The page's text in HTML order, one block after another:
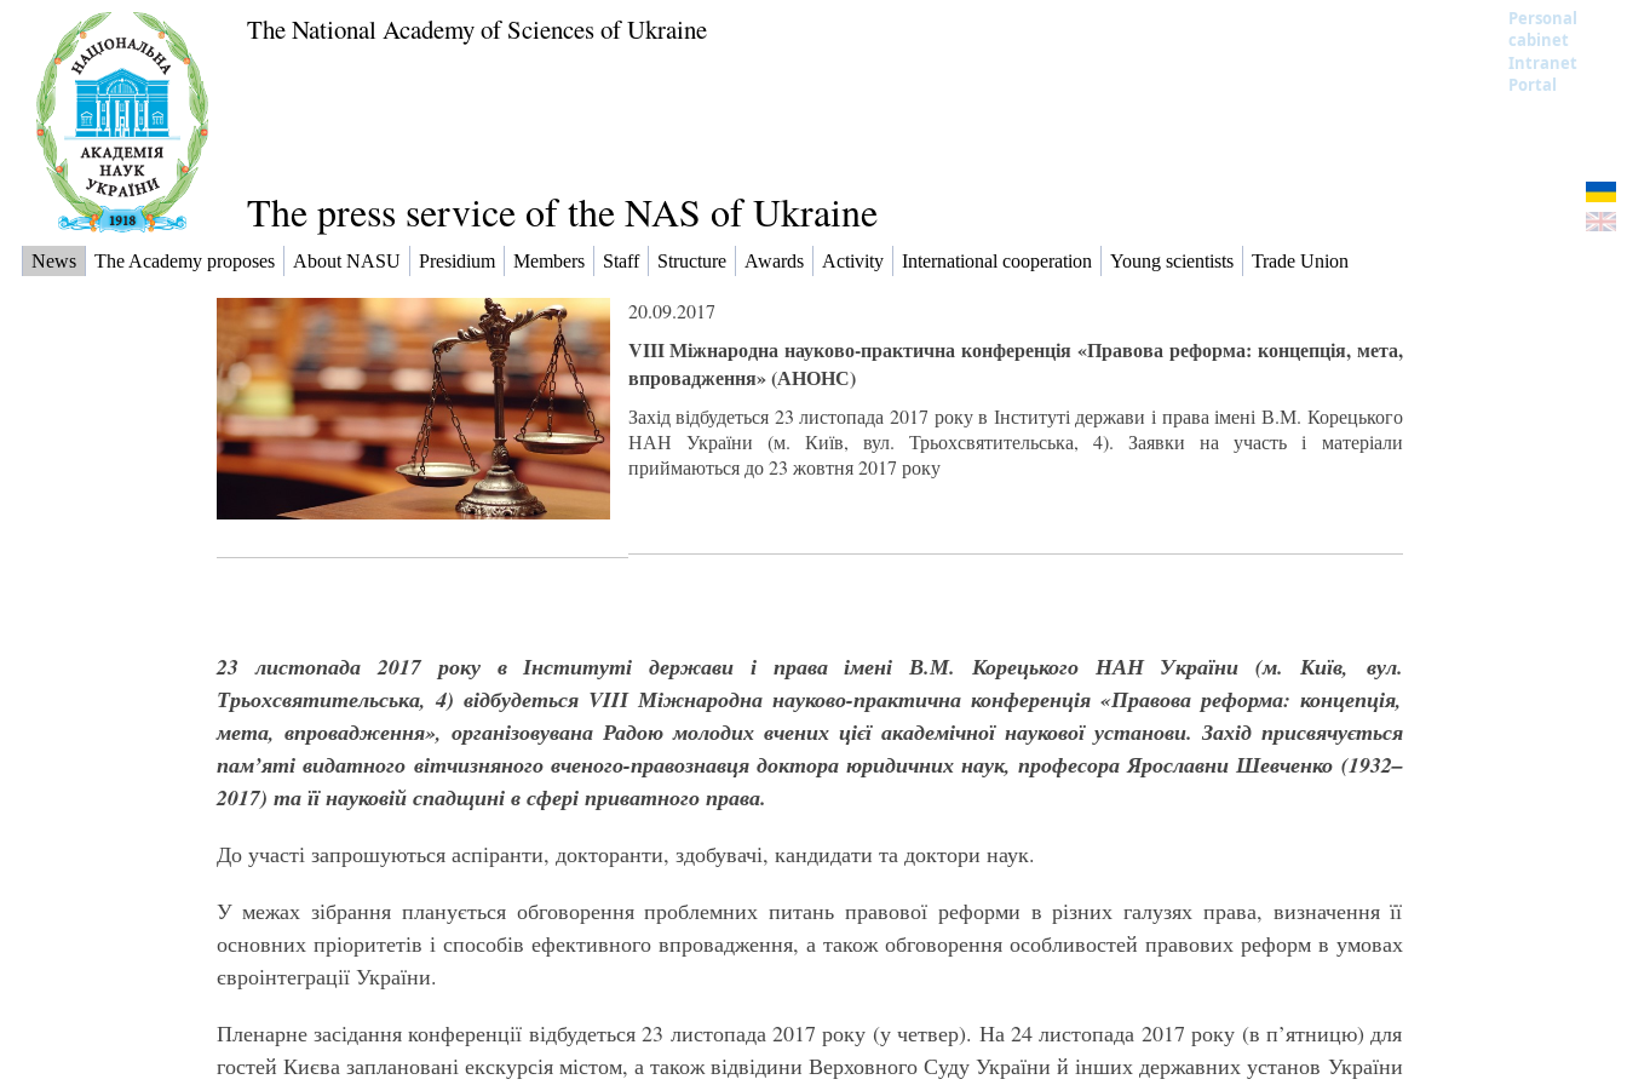
The National Academy of Sciences of Ukraine
Personal
cabinet
Intranet
Portal
The press service of the NAS of Ukraine
News The Academy proposes About NASU Presidium Members Staff Structure Awards Activity International cooperation Young scientists Trade Union
20.09.2017
VIII Міжнародна науково-практична конференція «Правова реформа: концепція, мета,
впровадження» (АНОНС)
Захід відбудеться 23 листопада 2017 року в Інституті держави і права імені В.М. Корецького
НАН України (м. Київ, вул. Трьохсвятительська, 4). Заявки на участь і матеріали
приймаються до 23 жовтня 2017 року
23 листопада 2017 року в Інституті держави і права імені В.М. Корецького НАН України (м. Київ,
вул.
Трьохсвятительська, 4) відбудеться VIIІ Міжнародна науково-практична конференція «Правова реформа: концепція,
мета, впровадження», організовувана Радою молодих вчених цієї академічної наукової установи. Захід присвячується
пам’яті видатного вітчизняного вченого-правознавця доктора юридичних наук, професора Ярославни Шевченко (1932–
2017) та її науковій спадщині в сфері приватного права.
До участі запрошуються аспіранти, докторанти, здобувачі, кандидати та доктори наук.
У межах зібрання планується обговорення проблемних питань правової реформи в різних галузях права, визначення її
основних пріоритетів і способів ефективного впровадження, а також обговорення особливостей правових реформ в умовах
євроінтеграції України.
Пленарне засідання конференції відбудеться 23 листопада 2017 року (у четвер). На 24 листопада 2017 року (в п’ятницю) для
гостей Києва заплановані екскурсія містом, а також відвідини Верховного Суду України й інших державних установ України